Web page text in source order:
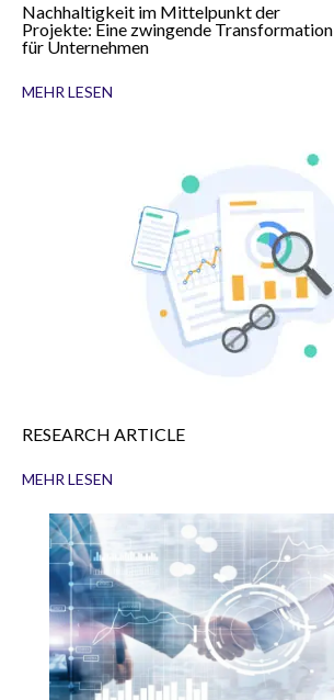
Nachhaltigkeit im Mittelpunkt der
Projekte: Eine zwingende Transformation
für Unternehmen
MEHR LESEN
RESEARCH ARTICLE
MEHR LESEN